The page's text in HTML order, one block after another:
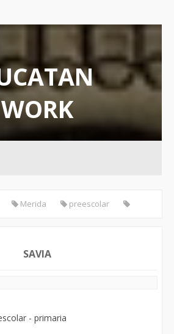
WORK
urbanos de Merida
Merida preescolar
SAVIA
- primaria